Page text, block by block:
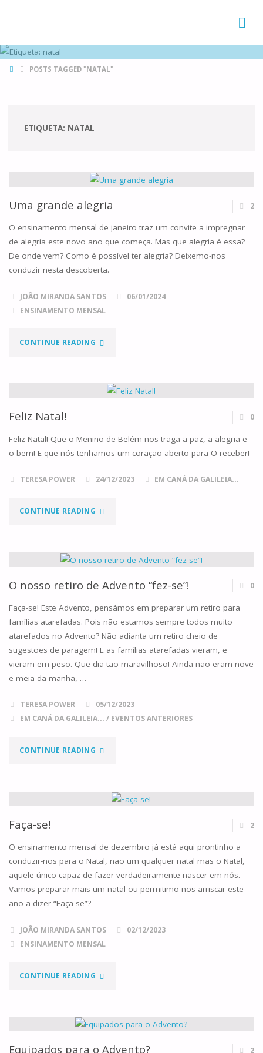
HOMEPOSTS TAGGED "NATAL"
ETIQUETA: NATAL
Uma grande alegria 2
O ensinamento mensal de janeiro traz um convite a impregnar
de alegria este novo ano que começa. Mas que alegria é essa?
De onde vem? Como é possível ter alegria? Deixemo-nos
conduzir nesta descoberta.
JOÃO MIRANDA SANTOS
06/01/2024
ENSINAMENTO MENSAL
CONTINUE READING"UMA
ALEGRIA"
Feliz Natal! 0
Feliz Natal! Que o Menino de Belém nos traga a paz, a alegria e
o bem! E que nós tenhamos um coração aberto para O receber!
TERESA POWER 24/12/2023 EM CANÁ DA GALILEIA...
CONTINUE READING"FELIZ
O nosso retiro de Advento “fez-se”! 0
Faça-se! Este Advento, pensámos em preparar um retiro para
famílias atarefadas. Pois não estamos sempre todos muito
atarefados no Advento? Não adianta um retiro cheio de
sugestões de paragem! E as famílias atarefadas vieram, e
vieram em peso. Que dia tão maravilhoso! Ainda não eram nove
e meia da manhã, …
TERESA POWER
05/12/2023
EM CANÁ DA GALILEIA... / EVENTOS ANTERIORES
CONTINUE READING"O
RETIRO
ADVENTO
“FEZ-
SE”!"
Faça-se! 2
O ensinamento mensal de dezembro já está aqui prontinho a
conduzir-nos para o Natal, não um qualquer natal mas o Natal,
aquele único capaz de fazer verdadeiramente nascer em nós.
Vamos preparar mais um natal ou permitimo-nos arriscar este
ano a dizer “Faça-se”?
JOÃO MIRANDA SANTOS
02/12/2023
ENSINAMENTO MENSAL
CONTINUE READING"FAÇA-
Equipados para o Advento? 2